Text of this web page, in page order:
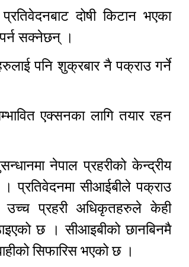
दोषी किटान भएका
पर्न सक्नेछन् ।
पनि शुक्रबार नै पक्राउ गर्ने
एक्सनका लागि तयार रहन
नेपाल प्रहरीको केन्द्रीय
प्रतिवेदनमा सीआईबीले पक्राउ
उच्च प्रहरी अधिकृतहरुले केही
छ । सीआइबीको छानबिनमै
सिफारिस भएको छ ।